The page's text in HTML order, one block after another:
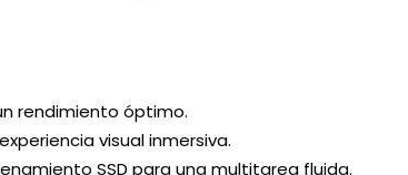
rendimiento óptimo.
visual inmersiva.
SSD para una multitarea fluida.